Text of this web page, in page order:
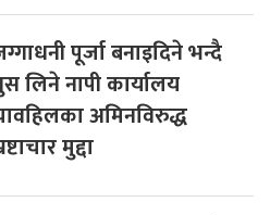
पूर्जा बनाइदिने भन्दै
लिने नापी कार्यालय
अमिनविरुद्ध
मुद्दा